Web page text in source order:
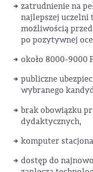
zatrudnienie na
najlepszej uczelni
możliwością
po pozytywnej
około 8000-9000
publiczne
wybranego
brak obowiązku
dydaktycznych,
komputer
dostęp do